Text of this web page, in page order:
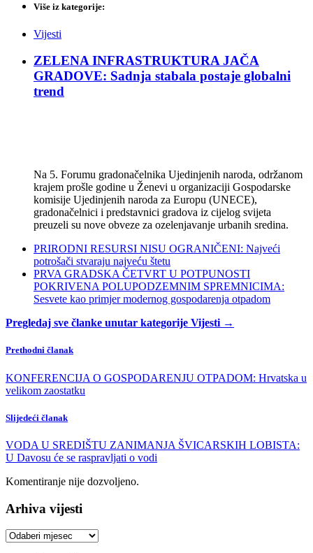
Više iz kategorije:
Vijesti
ZELENA INFRASTRUKTURA JAČA
GRADOVE: Sadnja stabala postaje globalni
trend
Na 5. Forumu gradonačelnika Ujedinjenih naroda, održanom
krajem prošle godine u Ženevi u organizaciji Gospodarske
komisije Ujedinjenih naroda za Europu (UNECE),
gradonačelnici i predstavnici gradova iz cijelog svijeta
preuzeli su nove obveze za ozelenjavanje urbanih sredina.
PRIRODNI RESURSI NISU OGRANIČENI: Najveći
potrošači stvaraju najveću štetu
PRVA GRADSKA ČETVRT U POTPUNOSTI
POKRIVENA POLUPODZEMNIM SPREMNICIMA:
Sesvete kao primjer modernog gospodarenja otpadom
Pregledaj sve članke unutar kategorije Vijesti →
Prethodni članak
KONFERENCIJA O GOSPODARENJU OTPADOM: Hrvatska u
velikom zaostatku
Slijedeći članak
VODA U SREDIŠTU ZANIMANJA ŠVICARSKIH LOBISTA:
U Davosu će se raspravljati o vodi
Komentiranje nije dozvoljeno.
Arhiva vijesti
Arhiva